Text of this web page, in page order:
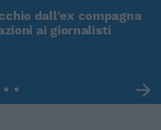
dall'ex compagna
ai giornalisti